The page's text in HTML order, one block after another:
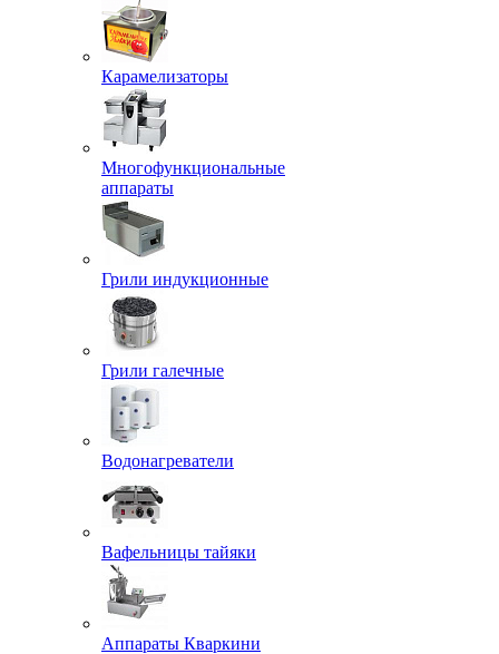
Карамелизаторы
Многофункциональные
аппараты
Грили индукционные
Грили галечные
Водонагреватели
Вафельницы тайяки
Аппараты Кваркини